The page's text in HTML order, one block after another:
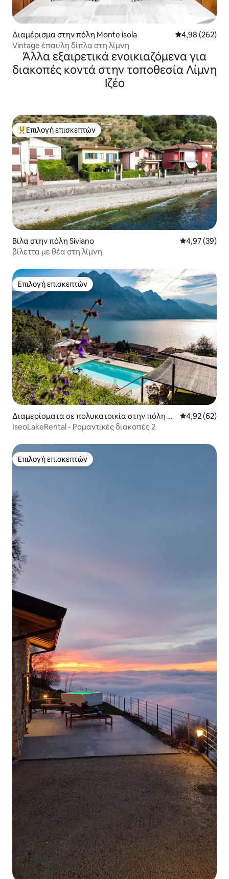
Διαμέρισμα στην πόλη Monte isola Μέση
4,98 (262)
Vintage έπαυλη δίπλα στη λίμνη
Άλλα εξαιρετικά ενοικιαζόμενα για
διακοπές κοντά στην τοποθεσία Λίμνη
Ιζέο
Κορυφαία επιλογή επισκεπτών
Επιλογή επισκεπτών
Βίλα στην πόλη Siviano Μέση
4,97 (39)
βίλεττα με θέα στη λίμνη
Επιλογή επισκεπτών
Επιλογή επισκεπτών
Διαμερίσματα σε πολυκατοικία στην πόλη Ri
va di Solto
Μέση
4,92 (62)
IseoLakeRental - Ρομαντικές διακοπές 2
Επιλογή επισκεπτών
Επιλογή επισκεπτών